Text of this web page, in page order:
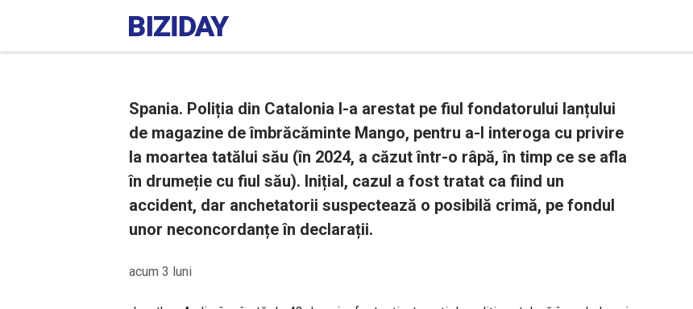
Spania. Poliția din Catalonia l-a arestat pe fiul fondatorului lanțului
de magazine de îmbrăcăminte Mango, pentru a-l interoga cu privire
la moartea tatălui său (în 2024, a căzut într-o râpă, în timp ce se afla
în drumeție cu fiul său). Inițial, cazul a fost tratat ca fiind un
accident, dar anchetatorii suspectează o posibilă crimă, pe fondul
unor neconcordanțe în declarații.
acum 3 luni